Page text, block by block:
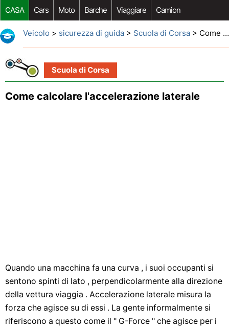
CASA Cars Moto Barche Viaggiare Camion
Riparazione Auto Acquisto Auto Car Opzioni Aftermarket
Veicolo > sicurezza di guida> Scuola di Corsa> Come calcolare l'accelerazione laterale
Scuola di Corsa
Come calcolare l'accelerazione laterale
Quando una macchina fa una curva , i suoi occupanti si
sentono spinti di lato , perpendicolarmente alla direzione
della vettura viaggia . Accelerazione laterale misura la
forza che agisce su di essi . La gente informalmente si
riferiscono a questo come il " G-Force " che agisce per i